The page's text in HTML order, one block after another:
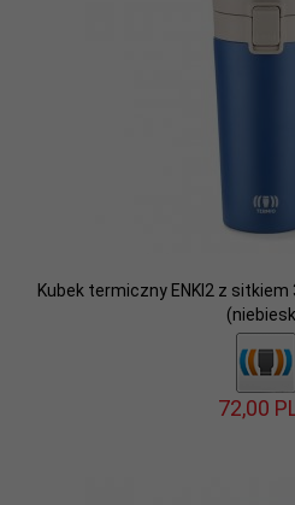
Kubek termiczny ENKI2 z
72,00